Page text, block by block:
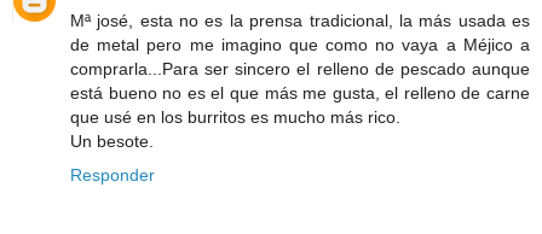
Mª josé, esta no es la prensa tradicional, la más usada es
de metal pero me imagino que como no vaya a Méjico a
comprarla...Para ser sincero el relleno de pescado aunque
está bueno no es el que más me gusta, el relleno de carne
que usé en los burritos es mucho más rico.
Un besote.
Responder